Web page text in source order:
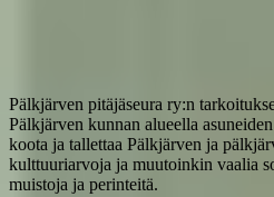
Pälkjärven pitäjäseura ry:n
Pälkjärven kunnan alueella
koota ja tallettaa Pälkjärven ja
kulttuuriarvoja ja muutoinkin vaalia
muistoja ja perinteitä.